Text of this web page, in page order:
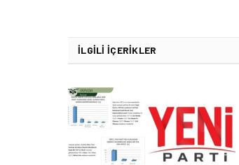
İLGILI İÇERIKLER